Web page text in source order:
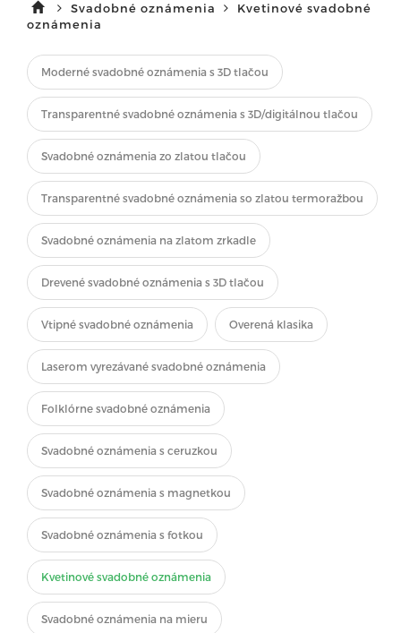
Svadobné oznámenia
Kvetinové svadobné
oznámenia
Moderné svadobné oznámenia s 3D tlačou
Transparentné svadobné oznámenia s 3D/digitálnou tlačou
Svadobné oznámenia zo zlatou tlačou
Transparentné svadobné oznámenia so zlatou termoražbou
Svadobné oznámenia na zlatom zrkadle
Drevené svadobné oznámenia s 3D tlačou
Vtipné svadobné oznámenia Overená klasika
Laserom vyrezávané svadobné oznámenia
Folklórne svadobné oznámenia
Svadobné oznámenia s ceruzkou
Svadobné oznámenia s magnetkou
Svadobné oznámenia s fotkou
Kvetinové svadobné oznámenia
Svadobné oznámenia na mieru